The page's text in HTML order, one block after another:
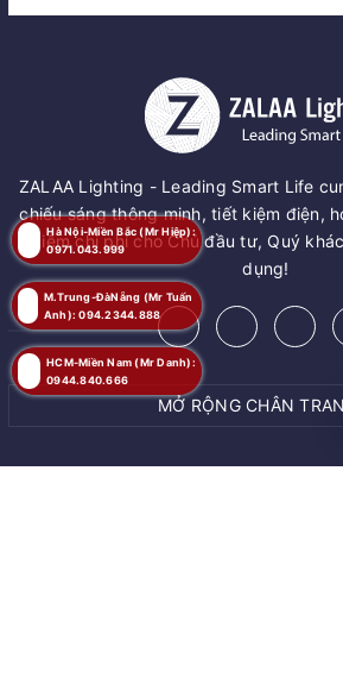
ZALAA Lighting - Leading Smart Life
chiếu sáng thông minh, tiết kiệm điện,
kiệm chi phí cho Chủ đầu tư, Quý
dụng!
MỞ RỘNG CHÂN
HCM-Miền Nam (Mr Danh):
0944.840.666
Hà Nội-Miền Bắc (Mr Hiệp):
0971.043.999
M.Trung-ĐàNẵng (Mr Tuấn
Anh): 094.2344.888